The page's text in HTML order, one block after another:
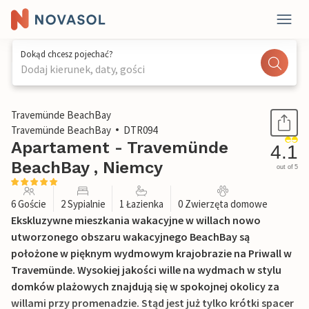
Dokąd chcesz pojechać?
Dodaj kierunek, daty, gości
1 / 32
Travemünde BeachBay
Travemünde BeachBay
DTR094
Apartament - Travemünde
BeachBay , Niemcy
4.1
out of 5
6 Goście 2 Sypialnie 1 Łazienka 0 Zwierzęta domowe
Ekskluzywne mieszkania wakacyjne w willach nowo
utworzonego obszaru wakacyjnego BeachBay są
położone w pięknym wydmowym krajobrazie na Priwall w
Travemünde. Wysokiej jakości wille na wydmach w stylu
domków plażowych znajdują się w spokojnej okolicy za
willami przy promenadzie. Stąd jest już tylko krótki spacer